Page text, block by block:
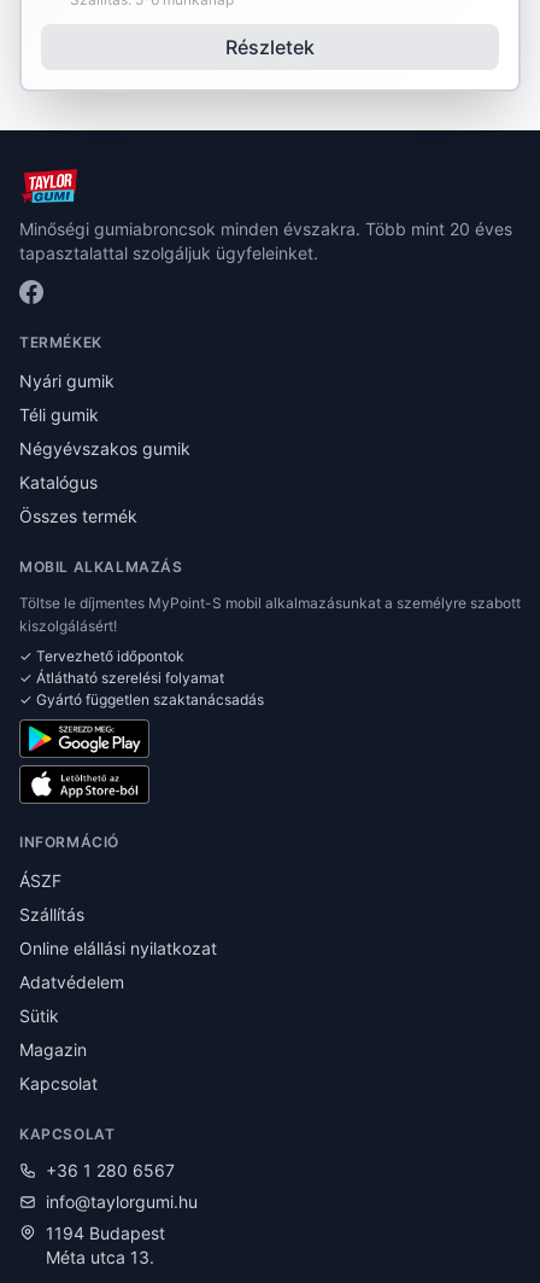
Részletek
Minőségi gumiabroncsok minden évszakra. Több mint 20 éves
tapasztalattal szolgáljuk ügyfeleinket.
TERMÉKEK
Nyári gumik
Téli gumik
Négyévszakos gumik
Katalógus
Összes termék
MOBIL ALKALMAZÁS
Töltse le díjmentes MyPoint-S mobil alkalmazásunkat a személyre szabott
kiszolgálásért!
✓ Tervezhető időpontok
✓ Átlátható szerelési folyamat
✓ Gyártó független szaktanácsadás
INFORMÁCIÓ
ÁSZF
Szállítás
Online elállási nyilatkozat
Adatvédelem
Sütik
Magazin
Kapcsolat
KAPCSOLAT
+36 1 280 6567
info@taylorgumi.hu
1194 Budapest
Méta utca 13.